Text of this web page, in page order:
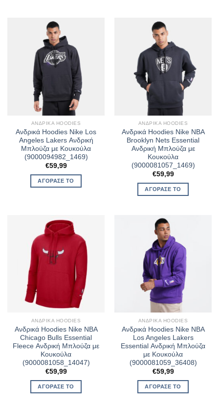
ΑΝΔΡΙΚΆ HOODIES
Ανδρικά Hoodies Nike Los
Angeles Lakers Ανδρική
Μπλούζα με Κουκούλα
(9000094982_1469)
€59,99
ΑΓΌΡΑΣΈ ΤΟ
ΑΝΔΡΙΚΆ HOODIES
Ανδρικά Hoodies Nike NBA
Brooklyn Nets Essential
Ανδρική Μπλούζα με
Κουκούλα
(9000081057_1469)
€59,99
ΑΓΌΡΑΣΈ ΤΟ
ΑΝΔΡΙΚΆ HOODIES
Ανδρικά Hoodies Nike NBA
Chicago Bulls Essential
Fleece Ανδρική Μπλούζα με
Κουκούλα
(9000081058_14047)
€59,99
ΑΓΌΡΑΣΈ ΤΟ
ΑΝΔΡΙΚΆ HOODIES
Ανδρικά Hoodies Nike NBA
Los Angeles Lakers
Essential Ανδρική Μπλούζα
με Κουκούλα
(9000081059_36408)
€59,99
ΑΓΌΡΑΣΈ ΤΟ